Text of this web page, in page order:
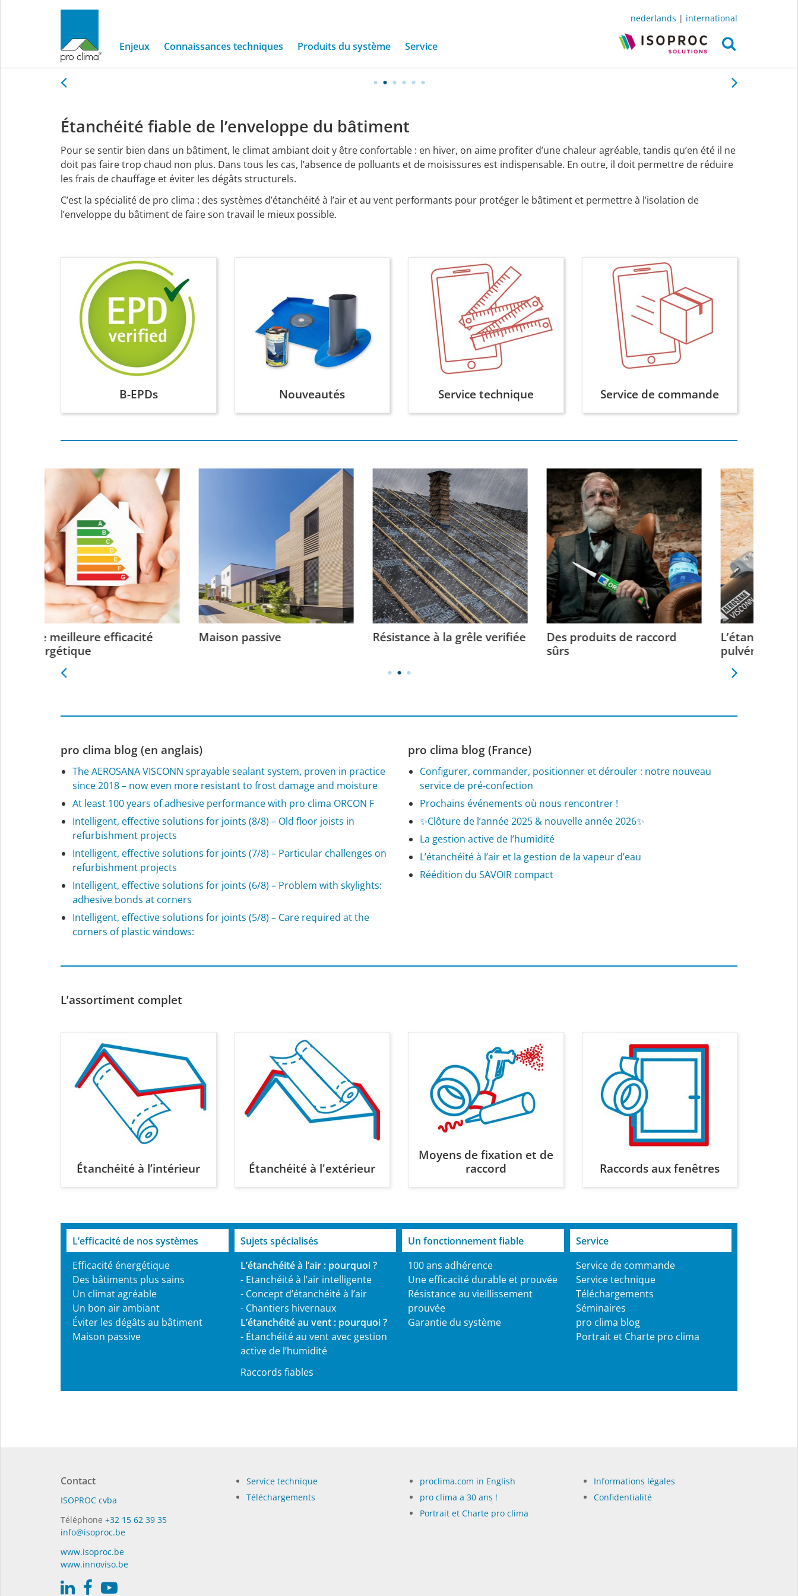
nederlands | international
Enjeux Connaissances techniques Produits du système Service
Étanchéité
fiable
de
l’enveloppe
du
Des écrans de sous-toiture et membranes d'étanchéité mesure pour votre
toiture
Étanchéité fiable de l’enveloppe du bâtiment
Pour se sentir bien dans un bâtiment, le climat ambiant doit y être confortable : en hiver, on aime profiter d’une chaleur agréable, tandis qu’en été il ne
doit pas faire trop chaud non plus. Dans tous les cas, l’absence de polluants et de moisissures est indispensable. En outre, il doit permettre de réduire
les frais de chauffage et éviter les dégâts structurels.
C’est la spécialité de pro clima : des systèmes d’étanchéité à l’air et au vent performants pour protéger le bâtiment et permettre à l’isolation de
l’enveloppe du bâtiment de faire son travail le mieux possible.
B-EPDs Nouveautés Service technique Service de commande
Maison passive Résistance à la grêle verifiée
Des produits de raccord
L’étanchéité à l’air
pro clima blog (en anglais)
The AEROSANA VISCONN sprayable sealant system, proven in practice
since 2018 – now even more resistant to frost damage and moisture
At least 100 years of adhesive performance with pro clima ORCON F
Intelligent, effective solutions for joints (8/8) – Old floor joists in
refurbishment projects
Intelligent, effective solutions for joints (7/8) – Particular challenges on
refurbishment projects
Intelligent, effective solutions for joints (6/8) – Problem with skylights:
adhesive bonds at corners
Intelligent, effective solutions for joints (5/8) – Care required at the
corners of plastic windows:
pro clima blog (France)
Configurer, commander, positionner et dérouler : notre nouveau
service de pré-confection
Prochains événements où nous rencontrer !
✨Clôture de l’année 2025 & nouvelle année 2026✨
La gestion active de l’humidité
L’étanchéité à l’air et la gestion de la vapeur d’eau
Réédition du SAVOIR compact
L’assortiment complet
Étanchéité à l’intérieur Étanchéité à l'extérieur
Moyens de fixation et de
raccord
Raccords aux fenêtres
L’efficacité de nos systèmes
Efficacité énergétique
Des bâtiments plus sains
Un climat agréable
Un bon air ambiant
Éviter les dégâts au bâtiment
Maison passive
Sujets spécialisés
L’étanchéité à l’air : pourquoi ?
- Etanchéité à l’air intelligente
- Concept d’étanchéité à l’air
- Chantiers hivernaux
L’étanchéité au vent : pourquoi ?
- Étanchéité au vent avec gestion
active de l’humidité
Raccords fiables
Un fonctionnement fiable
100 ans adhérence
Une efficacité durable et prouvée
Résistance au vieillissement
prouvée
Garantie du système
Service
Service de commande
Service technique
Téléchargements
Séminaires
pro clima blog
Portrait et Charte pro clima
Contact
ISO­PROC cvba
Téléphone +32 15 62 39 35
info@isoproc.be
www.isoproc.be
www.innoviso.be
Service technique
Téléchargements
proclima.com in English
pro clima a 30 ans !
Portrait et Charte pro clima
Informations légales
Confidentialité